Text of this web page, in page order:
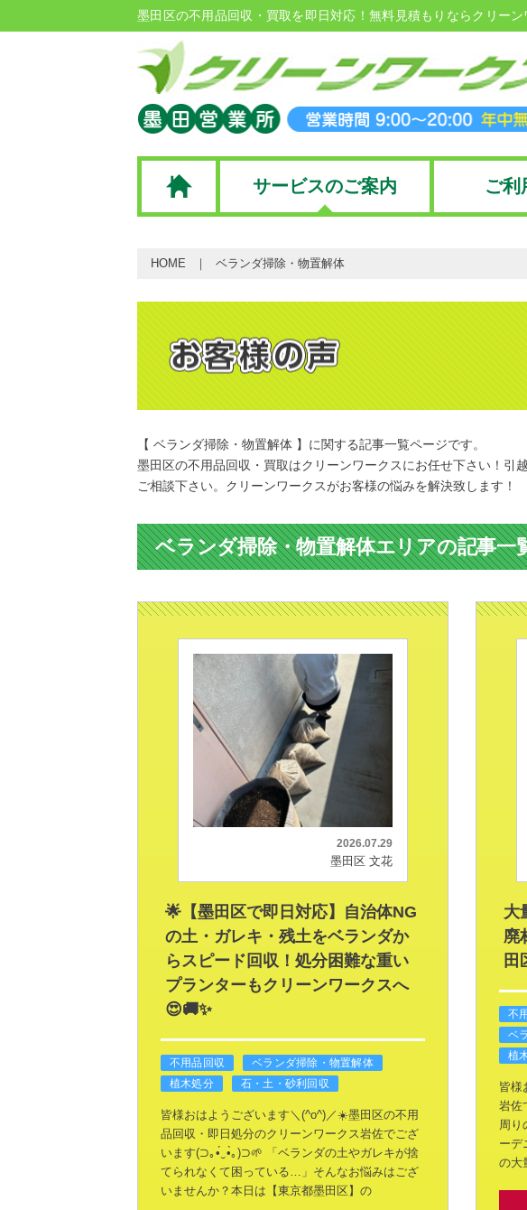
墨田区の不用品回収・買取を即日対応！無料見積もりならクリーン
サービスのご案内 ご利
HOME ベランダ掃除・物置解体
【 ベランダ掃除・物置解体 】に関する記事一覧ページです。
墨田区の不用品回収・買取はクリーンワークスにお任せ下さい！引
ご相談下さい。クリーンワークスがお客様の悩みを解決致します！
ベランダ掃除・物置解体エリアの記事一
2026.07.29
墨田区 文花
🌟【墨田区で即日対応】自治体NG
の土・ガレキ・残土をベランダか
らスピード回収！処分困難な重い
プランターもクリーンワークスへ
😍🚚✨
不用品回収
ベランダ掃除・物置解体
植木処分
石・土・砂利回収
皆様おはようございます＼(^o^)／☀️墨田区の不用
品回収・即日処分のクリーンワークス岩佐でござ
います(⁠⊃⁠｡⁠•́⁠‿⁠•̀⁠｡⁠)⁠⊃🌱
「ベランダの土やガレキが捨
てられなくて困っている…」そんなお悩みはござ
いませんか？本日は【東京都墨田区】の
大
廃
田
不
ベ
植
皆様
岩佐
周り
ーデ
の大